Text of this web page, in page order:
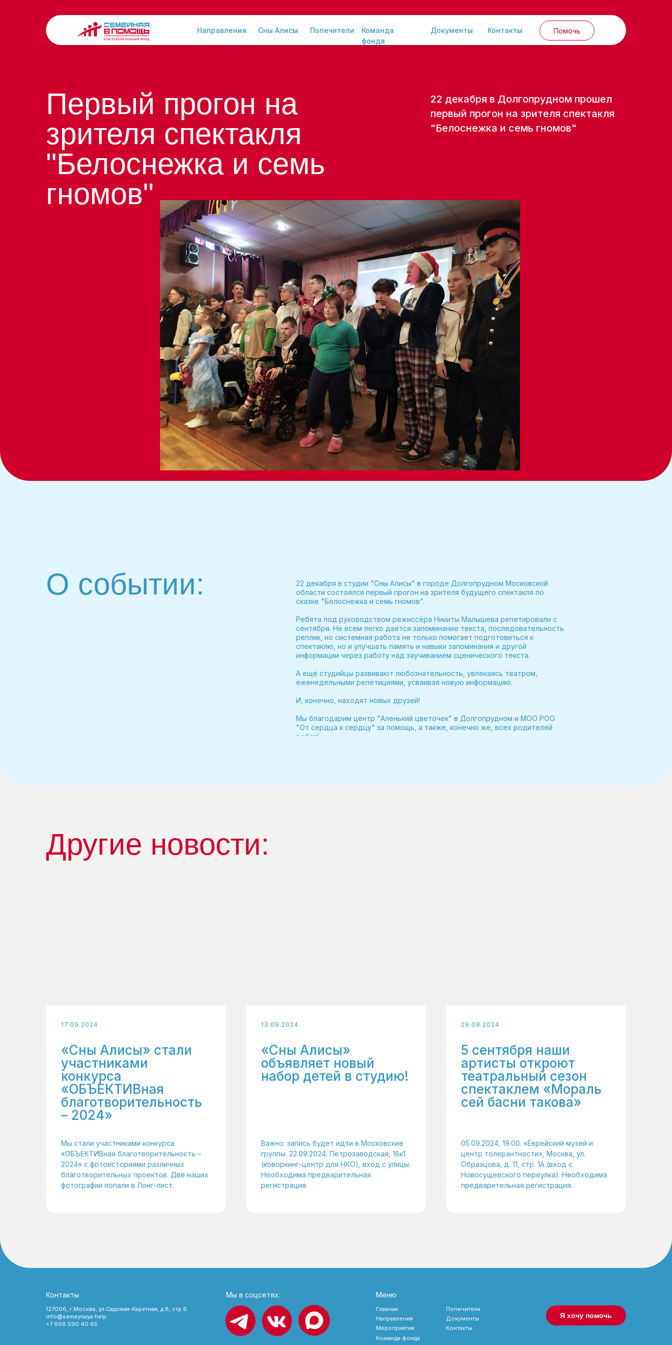
Направления Сны Алисы Попечители Документы Контакты Помочь
Команда
фонда
Первый прогон на
зрителя спектакля
"Белоснежка и семь
гномов"
22 декабря в Долгопрудном прошел
первый прогон на зрителя спектакля
"Белоснежка и семь гномов"
22 декабря в студии "Сны Алисы" в городе Долгопрудном Московской
области состоялся первый прогон на зрителя будущего спектакля по
сказке "Белоснежка и семь гномов".
Ребята под руководством режиссёра Никиты Малышева репетировали с
сентября. Не всем легко даётся запоминание текста, последовательность
реплик, но системная работа не только помогает подготовиться к
спектаклю, но и улучшать память и навыки запоминания и другой
информации через работу над заучиванием сценического текста.
А ещё студийцы развивают любознательность, увлекаясь театром,
еженедельными репетициями, усваивая новую информацию.
И, конечно, находят новых друзей!
Мы благодарим центр "Аленький цветочек" в Долгопрудном и МОО РОО
"От сердца к сердцу" за помощь, а также, конечно же, всех родителей
ребят!
О событии:
Другие новости:
17.09.2024
«Сны Алисы» стали
участниками
конкурса
«ОБЪЕКТИВная
благотворительность
– 2024»
Мы стали участниками конкурса
«ОБЪЕКТИВная благотворительность –
2024» с фотоисториями различных
благотворительных проектов. Две наших
фотографии попали в Лонг-лист.
13.09.2024
«Сны Алисы»
объявляет новый
набор детей в студию!
Важно: запись будет идти в Московские
группы. 22.09.2024. Петрозаводская, 18к1
(коворкинг-центр для НКО), вход с улицы.
Необходима предварительная
регистрация.
29.08.2024
5 сентября наши
артисты откроют
театральный сезон
спектаклем «Мораль
сей басни такова»
05.09.2024, 19:00. «Еврейский музей и
центр толерантности», Москва, ул.
Образцова, д. 11, стр. 1А (вход с
Новосущевского переулка). Необходима
предварительная регистрация.
Я хочу помочь
127006, г.Москва, ул.Садовая-Каретная, д.8, стр.6
info@semeynaya.help
+7 968 590 40 65
Контакты Мы в соцсетях: Меню
Главная
Направления
Мероприятия
Документы
Попечители
Контакты
Команда фонда